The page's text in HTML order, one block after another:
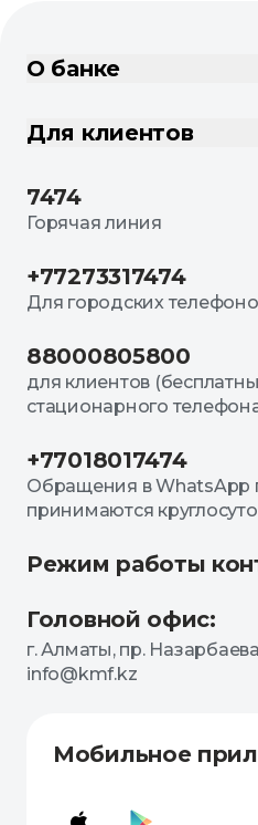
О банке
Для клиентов
7474
Горячая линия
+77273317474
Для городских
88000805800
для клиентов
стационарного
+77018017474
Обращения в WhatsApp
принимаются
Режим работы
Головной офис:
г. Алматы, пр.
info@kmf.kz
Мобильное